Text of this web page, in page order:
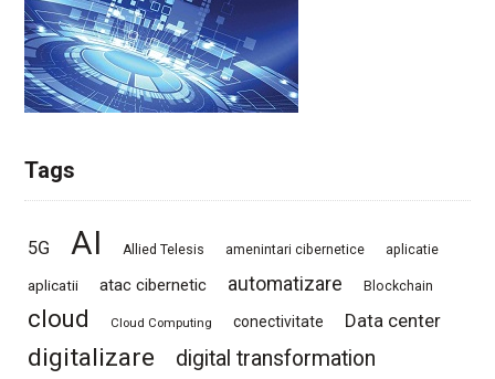
Tags
5G AI Allied Telesis amenintari cibernetice aplicatie
aplicatii atac cibernetic automatizare Blockchain
cloud Cloud Computing conectivitate Data center
digitalizare digital transformation